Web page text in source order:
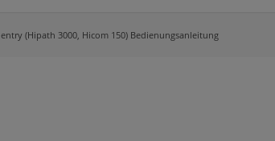
(Hipath 3000, Hicom 150) Bedienungsanleitung